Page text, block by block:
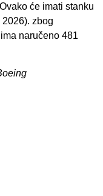
će imati stanku
zbog
naručeno 481